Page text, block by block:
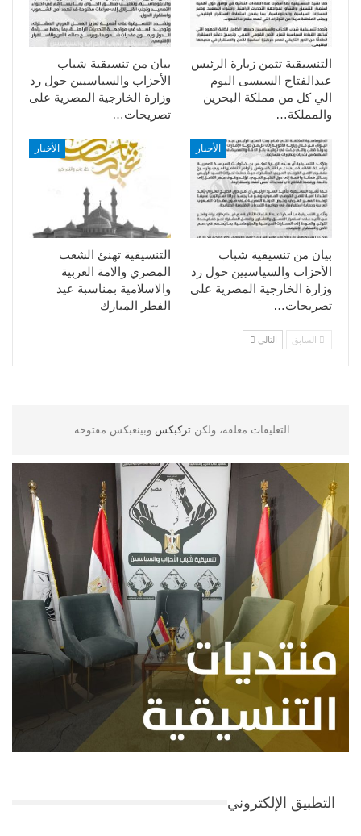
بيان من تنسيقية شباب
الأحزاب والسياسيين حول رد
وزارة الخارجية المصرية على
تصريحات…
التنسيقية تثمن زيارة الرئيس
عبدالفتاح السيسى اليوم
الي كل من مملكة البحرين
والمملكة…
الأخبار
التنسيقية تهنئ الشعب
المصري والامة العربية
والاسلامية بمناسبة عيد
الفطر المبارك
الأخبار
بيان من تنسيقية شباب
الأحزاب والسياسيين حول رد
وزارة الخارجية المصرية على
تصريحات…
السابق التالي
التعليقات مغلقة، ولكن تركبكس وبينغبكس مفتوحة.
التطبيق الإلكتروني